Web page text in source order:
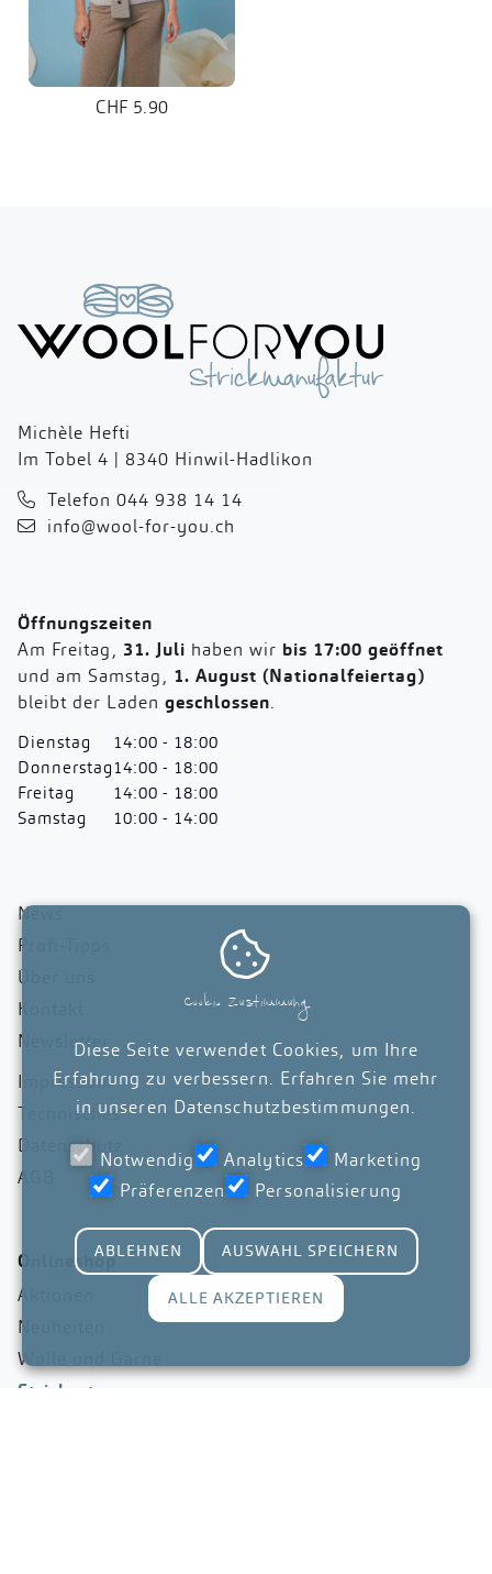
CHF 5.90
Michèle Hefti
Im Tobel 4 | 8340 Hinwil-Hadlikon
Telefon 044 938 14 14
info@wool-for-you.ch
Öffnungszeiten
Am Freitag, 31. Juli haben wir bis 17:00 geöffnet
und am Samstag, 1. August (Nationalfeiertag)
bleibt der Laden geschlossen.
Dienstag
Donnerstag
Freitag
Samstag
14:00 - 18:00
14:00 - 18:00
14:00 - 18:00
10:00 - 14:00
News
Profi-Tipps
Über uns
Kontakt
Newsletter
Impressum
Technisches
Datenschutz
AGB
Onlineshop
Aktionen
Neuheiten
Wolle und Garne
Stricksets

Cookie Zustimmung
Diese Seite verwendet Cookies, um Ihre
Erfahrung zu verbessern. Erfahren Sie mehr
in unseren Datenschutzbestimmungen.
Notwendig Analytics
Marketing
Präferenzen
Personalisierung
ABLEHNEN AUSWAHL SPEICHERN
ALLE AKZEPTIEREN